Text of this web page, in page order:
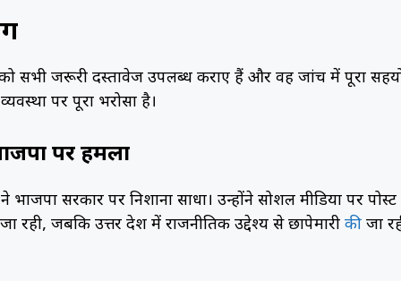
को सभी जरूरी दस्तावेज उपलब्ध कराए हैं और वह जांच में पूरा
पर पूरा भरोसा है।
पर हमला
सरकार पर निशाना साधा। उन्होंने सोशल मीडिया पर पोस्ट
रही, जबकि उत्तर प्रदेश में राजनीतिक उद्देश्य से छापेमारी की जा